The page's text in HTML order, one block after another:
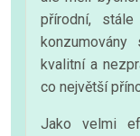
přírodní,
kvalitní a
co největší
Jako velmi